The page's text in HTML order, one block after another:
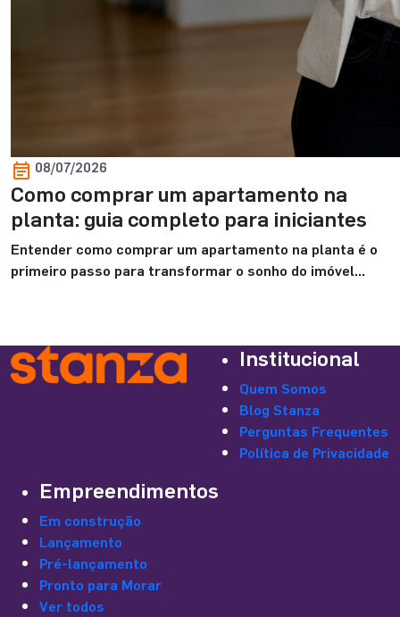
08/07/2026
Como comprar um apartamento na
planta: guia completo para iniciantes
Entender como comprar um apartamento na planta é o
primeiro passo para transformar o sonho do imóvel
custos envolvidos e os cuidados necessários antes de
fechar negócio. […]
Institucional
Quem Somos
Blog Stanza
Perguntas Frequentes
Política de Privacidade
Empreendimentos
Em construção
Lançamento
Pré-lançamento
Pronto para Morar
Ver todos